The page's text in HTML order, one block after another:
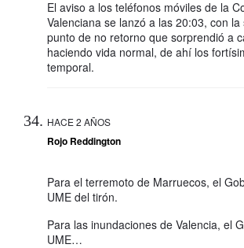
El aviso a los teléfonos móviles de la
Valenciana se lanzó a las 20:03, con
punto de no retorno que sorprendió a
haciendo vida normal, de ahí los
temporal.
HACE 2 AÑOS
Rojo Reddington
Para el terremoto de Marruecos, el
UME del tirón.
Para las inundaciones de Valencia, el
UME…